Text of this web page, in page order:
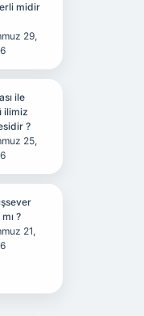
midir
29,
ile
ilimiz
?
25,
?
21,